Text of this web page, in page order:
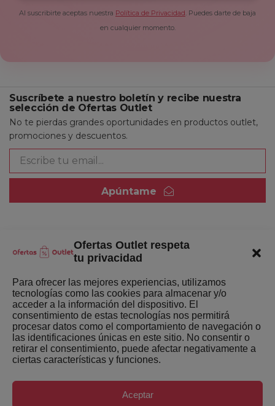
Ofertas Outlet respeta
tu privacidad
Para ofrecer las mejores experiencias, utilizamos
tecnologías como las cookies para almacenar y/o
acceder a la información del dispositivo. El
consentimiento de estas tecnologías nos permitirá
procesar datos como el comportamiento de navegación o
las identificaciones únicas en este sitio. No consentir o
retirar el consentimiento, puede afectar negativamente a
ciertas características y funciones.
Aceptar
Al suscribirte aceptas nuestra Política de Privacidad . Puedes darte de baja
en cualquier momento.
Suscríbete a nuestro boletín y recibe nuestra
selección de Ofertas Outlet
No te pierdas grandes oportunidades en productos outlet,
promociones y descuentos.
Apúntame
Quienes somos
Últimas Novedades
Mejores ofertas de la semana